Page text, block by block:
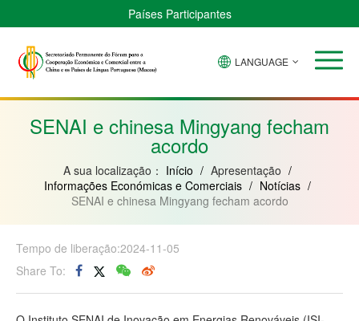
Países Participantes
Verde
Bissau
Guiné
Moçambique
LANGUAGE
SENAI e chinesa Mingyang fecham
acordo
A sua localização： Início / Apresentação /
Informações Económicas e Comerciais / Notícias /
SENAI e chinesa Mingyang fecham acordo
Tempo de liberação:2024-11-05
Share To: